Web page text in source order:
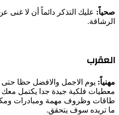
صحياً: عليك التذكر دائماً أن لا غنى
الرشاقة.
العقرب
مهنياً: يوم الاجمل والافضل حظا
معطيات فلكية جيدة جدا يكتمل معك
طاقات وظروف مهمة ومبادرات
ما تريده سوف يتحقق.